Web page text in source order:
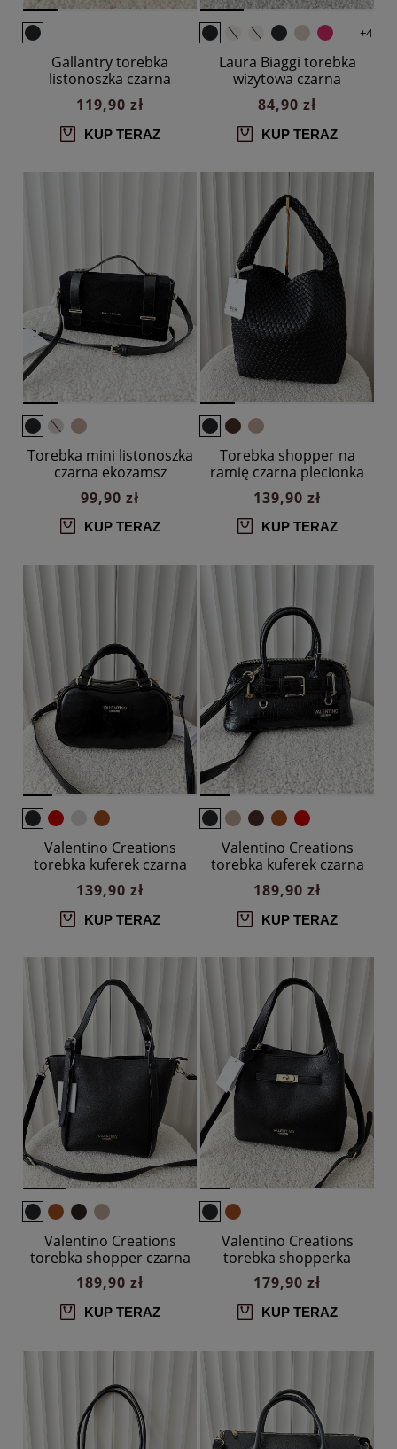
Gallantry torebka
listonoszka czarna
pikowana z łańcuszkiem
119,90 zł
KUP TERAZ
+4
Laura Biaggi torebka
wizytowa czarna
pszczółka
84,90 zł
KUP TERAZ
Torebka mini listonoszka
czarna ekozamsz
99,90 zł
KUP TERAZ
Torebka shopper na
ramię czarna plecionka
139,90 zł
KUP TERAZ
Valentino Creations
torebka kuferek czarna
139,90 zł
KUP TERAZ
Valentino Creations
torebka kuferek czarna
design
189,90 zł
KUP TERAZ
Valentino Creations
torebka shopper czarna
189,90 zł
KUP TERAZ
Valentino Creations
torebka shopperka
czarna
179,90 zł
KUP TERAZ